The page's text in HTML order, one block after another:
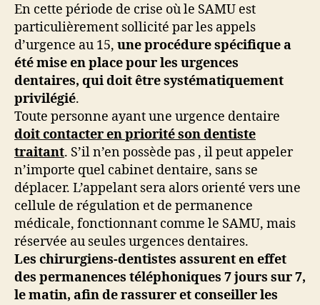
En cette période de crise où le SAMU est
particulièrement sollicité par les appels
d’urgence au 15, une procédure spécifique a
été mise en place pour les urgences
dentaires, qui doit être systématiquement
privilégié.
Toute personne ayant une urgence dentaire
doit contacter en priorité son dentiste
traitant. S’il n’en possède pas , il peut appeler
n’importe quel cabinet dentaire, sans se
déplacer. L’appelant sera alors orienté vers une
cellule de régulation et de permanence
médicale, fonctionnant comme le SAMU, mais
réservée au seules urgences dentaires.
Les chirurgiens-dentistes assurent en effet
des permanences téléphoniques 7 jours sur 7,
le matin, afin de rassurer et conseiller les